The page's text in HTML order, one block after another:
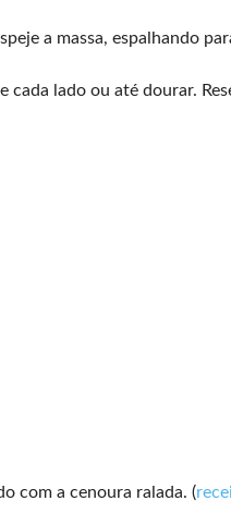
a massa, espalhando
lado ou até dourar.
com a cenoura ralada. (